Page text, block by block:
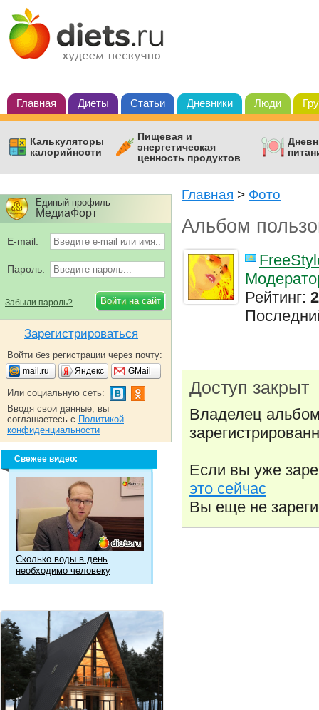
Главная Диеты Статьи Дневники Люди
Калькуляторы
калорийности
Пищевая и
энергетическая
ценность продуктов
Главная > Фото
Альбом
Рейтинг:
Доступ закрыт
Владелец
Если вы уже
это сейчас
Вы еще не
Единый профиль
МедиаФорт
E-mail:
Пароль:
Забыли пароль?
Зарегистрироваться
Войти без регистрации через почту:
mail.ru Яндекс GMail
Или социальную сеть:
Вводя свои данные, вы
соглашаетесь с Политикой
конфиденциальности
Свежее видео:
Сколько воды в день
необходимо человеку